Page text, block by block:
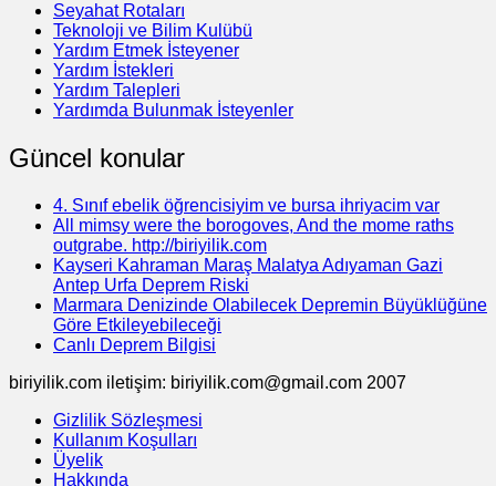
Seyahat Rotaları
Teknoloji ve Bilim Kulübü
Yardım Etmek İsteyener
Yardım İstekleri
Yardım Talepleri
Yardımda Bulunmak İsteyenler
Güncel konular
4. Sınıf ebelik öğrencisiyim ve bursa ihriyacim var
All mimsy were the borogoves, And the mome raths
outgrabe. http://biriyilik.com
Kayseri Kahraman Maraş Malatya Adıyaman Gazi
Antep Urfa Deprem Riski
Marmara Denizinde Olabilecek Depremin Büyüklüğüne
Göre Etkileyebileceği
Canlı Deprem Bilgisi
biriyilik.com iletişim: biriyilik.com@gmail.com 2007
Gizlilik Sözleşmesi
Kullanım Koşulları
Üyelik
Hakkında